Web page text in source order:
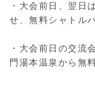
・大会前日、翌日
せ、無料シャトル
・大会前日の交流
門湯本温泉から無